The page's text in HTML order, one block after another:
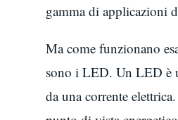
gamma di applicazioni
Ma come funzionano
sono i LED. Un LED è
da una corrente